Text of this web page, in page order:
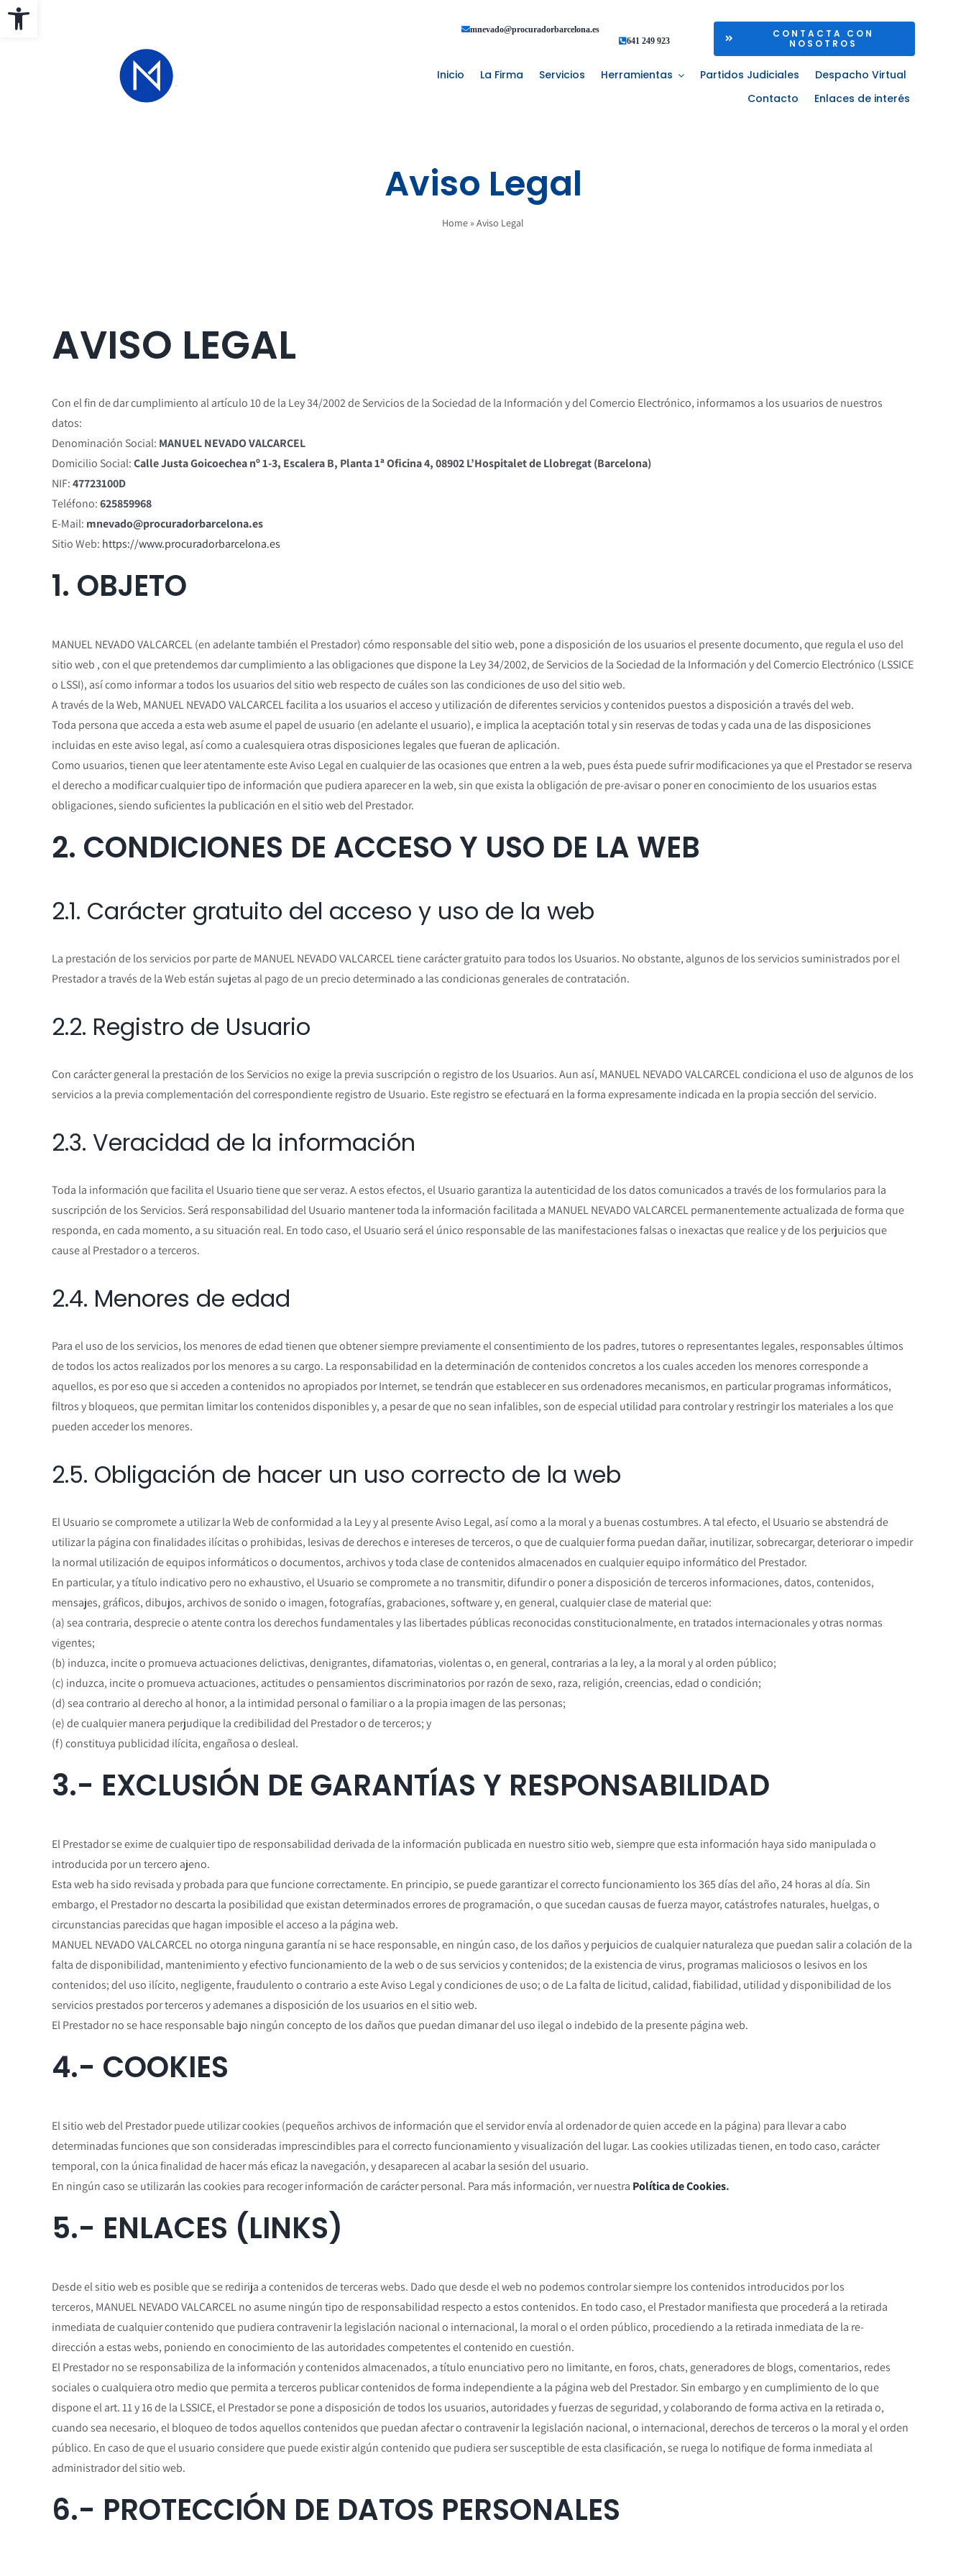
Abrir barra de herramientas
mnevado@procuradorbarcelona.es
641 249 923
CONTACTA CON
NOSOTROS
Inicio La Firma Servicios Herramientas Partidos Judiciales
Despacho Virtual
Contacto
Enlaces de interés
Aviso Legal
Home »Aviso Legal
AVISO LEGAL
Con el fin de dar cumplimiento al artículo 10 de la Ley 34/2002 de Servicios de la Sociedad de la Información y del Comercio Electrónico, informamos a los usuarios de nuestros
datos:
Denominación Social: MANUEL NEVADO VALCARCEL
Domicilio Social:Calle Justa Goicoechea nº 1-3, Escalera B, Planta 1ª Oficina 4, 08902 L’Hospitalet de Llobregat (Barcelona)
NIF:47723100D
Teléfono:625859968
E-Mail: mnevado@procuradorbarcelona.es
Sitio Web: https://www.procuradorbarcelona.es
1. OBJETO
MANUEL NEVADO VALCARCEL (en adelante también el Prestador) cómo responsable del sitio web, pone a disposición de los usuarios el presente documento, que regula el uso del
sitio web , con el que pretendemos dar cumplimiento a las obligaciones que dispone la Ley 34/2002, de Servicios de la Sociedad de la Información y del Comercio Electrónico (LSSICE
o LSSI), así como informar a todos los usuarios del sitio web respecto de cuáles son las condiciones de uso del sitio web.
A través de la Web, MANUEL NEVADO VALCARCEL facilita a los usuarios el acceso y utilización de diferentes servicios y contenidos puestos a disposición a través del web.
Toda persona que acceda a esta web asume el papel de usuario (en adelante el usuario), e implica la aceptación total y sin reservas de todas y cada una de las disposiciones
incluidas en este aviso legal, así como a cualesquiera otras disposiciones legales que fueran de aplicación.
Como usuarios, tienen que leer atentamente este Aviso Legal en cualquier de las ocasiones que entren a la web, pues ésta puede sufrir modificaciones ya que el Prestador se reserva
el derecho a modificar cualquier tipo de información que pudiera aparecer en la web, sin que exista la obligación de pre-avisar o poner en conocimiento de los usuarios estas
obligaciones, siendo suficientes la publicación en el sitio web del Prestador.
2. CONDICIONES DE ACCESO Y USO DE LA WEB
2.1. Carácter gratuito del acceso y uso de la web
La prestación de los servicios por parte de MANUEL NEVADO VALCARCEL tiene carácter gratuito para todos los Usuarios. No obstante, algunos de los servicios suministrados por el
Prestador a través de la Web están sujetas al pago de un precio determinado a las condicionas generales de contratación.
2.2. Registro de Usuario
Con carácter general la prestación de los Servicios no exige la previa suscripción o registro de los Usuarios. Aun así, MANUEL NEVADO VALCARCEL condiciona el uso de algunos de los
servicios a la previa complementación del correspondiente registro de Usuario. Este registro se efectuará en la forma expresamente indicada en la propia sección del servicio.
2.3. Veracidad de la información
Toda la información que facilita el Usuario tiene que ser veraz. A estos efectos, el Usuario garantiza la autenticidad de los datos comunicados a través de los formularios para la
suscripción de los Servicios. Será responsabilidad del Usuario mantener toda la información facilitada a MANUEL NEVADO VALCARCEL permanentemente actualizada de forma que
responda, en cada momento, a su situación real. En todo caso, el Usuario será el único responsable de las manifestaciones falsas o inexactas que realice y de los perjuicios que
cause al Prestador o a terceros.
2.4. Menores de edad
Para el uso de los servicios, los menores de edad tienen que obtener siempre previamente el consentimiento de los padres, tutores o representantes legales, responsables últimos
de todos los actos realizados por los menores a su cargo. La responsabilidad en la determinación de contenidos concretos a los cuales acceden los menores corresponde a
aquellos, es por eso que si acceden a contenidos no apropiados por Internet, se tendrán que establecer en sus ordenadores mecanismos, en particular programas informáticos,
filtros y bloqueos, que permitan limitar los contenidos disponibles y, a pesar de que no sean infalibles, son de especial utilidad para controlar y restringir los materiales a los que
pueden acceder los menores.
2.5. Obligación de hacer un uso correcto de la web
El Usuario se compromete a utilizar la Web de conformidad a la Ley y al presente Aviso Legal, así como a la moral y a buenas costumbres. A tal efecto, el Usuario se abstendrá de
utilizar la página con finalidades ilícitas o prohibidas, lesivas de derechos e intereses de terceros, o que de cualquier forma puedan dañar, inutilizar, sobrecargar, deteriorar o impedir
la normal utilización de equipos informáticos o documentos, archivos y toda clase de contenidos almacenados en cualquier equipo informático del Prestador.
En particular, y a título indicativo pero no exhaustivo, el Usuario se compromete a no transmitir, difundir o poner a disposición de terceros informaciones, datos, contenidos,
mensajes, gráficos, dibujos, archivos de sonido o imagen, fotografías, grabaciones, software y, en general, cualquier clase de material que:
(a) sea contraria, desprecie o atente contra los derechos fundamentales y las libertades públicas reconocidas constitucionalmente, en tratados internacionales y otras normas
vigentes;
(b) induzca, incite o promueva actuaciones delictivas, denigrantes, difamatorias, violentas o, en general, contrarias a la ley, a la moral y al orden público;
(c) induzca, incite o promueva actuaciones, actitudes o pensamientos discriminatorios por razón de sexo, raza, religión, creencias, edad o condición;
(d) sea contrario al derecho al honor, a la intimidad personal o familiar o a la propia imagen de las personas;
(e) de cualquier manera perjudique la credibilidad del Prestador o de terceros; y
(f) constituya publicidad ilícita, engañosa o desleal.
3.- EXCLUSIÓN DE GARANTÍAS Y RESPONSABILIDAD
El Prestador se exime de cualquier tipo de responsabilidad derivada de la información publicada en nuestro sitio web, siempre que esta información haya sido manipulada o
introducida por un tercero ajeno.
Esta web ha sido revisada y probada para que funcione correctamente. En principio, se puede garantizar el correcto funcionamiento los 365 días del año, 24 horas al día. Sin
embargo, el Prestador no descarta la posibilidad que existan determinados errores de programación, o que sucedan causas de fuerza mayor, catástrofes naturales, huelgas, o
circunstancias parecidas que hagan imposible el acceso a la página web.
MANUEL NEVADO VALCARCEL no otorga ninguna garantía ni se hace responsable, en ningún caso, de los daños y perjuicios de cualquier naturaleza que puedan salir a colación de la
falta de disponibilidad, mantenimiento y efectivo funcionamiento de la web o de sus servicios y contenidos; de la existencia de virus, programas maliciosos o lesivos en los
contenidos; del uso ilícito, negligente, fraudulento o contrario a este Aviso Legal y condiciones de uso; o de La falta de licitud, calidad, fiabilidad, utilidad y disponibilidad de los
servicios prestados por terceros y ademanes a disposición de los usuarios en el sitio web.
El Prestador no se hace responsable bajo ningún concepto de los daños que puedan dimanar del uso ilegal o indebido de la presente página web.
4.- COOKIES
El sitio web del Prestador puede utilizar cookies (pequeños archivos de información que el servidor envía al ordenador de quien accede en la página) para llevar a cabo
determinadas funciones que son consideradas imprescindibles para el correcto funcionamiento y visualización del lugar. Las cookies utilizadas tienen, en todo caso, carácter
temporal, con la única finalidad de hacer más eficaz la navegación, y desaparecen al acabar la sesión del usuario.
En ningún caso se utilizarán las cookies para recoger información de carácter personal. Para más información, ver nuestra Política de Cookies.
5.- ENLACES (LINKS)
Desde el sitio web es posible que se redirija a contenidos de terceras webs. Dado que desde el web no podemos controlar siempre los contenidos introducidos por los
terceros, MANUEL NEVADO VALCARCEL no asume ningún tipo de responsabilidad respecto a estos contenidos. En todo caso, el Prestador manifiesta que procederá a la retirada
inmediata de cualquier contenido que pudiera contravenir la legislación nacional o internacional, la moral o el orden público, procediendo a la retirada inmediata de la re-
dirección a estas webs, poniendo en conocimiento de las autoridades competentes el contenido en cuestión.
El Prestador no se responsabiliza de la información y contenidos almacenados, a título enunciativo pero no limitante, en foros, chats, generadores de blogs, comentarios, redes
sociales o cualquiera otro medio que permita a terceros publicar contenidos de forma independiente a la página web del Prestador. Sin embargo y en cumplimiento de lo que
dispone el art. 11 y 16 de la LSSICE, el Prestador se pone a disposición de todos los usuarios, autoridades y fuerzas de seguridad, y colaborando de forma activa en la retirada o,
cuando sea necesario, el bloqueo de todos aquellos contenidos que puedan afectar o contravenir la legislación nacional, o internacional, derechos de terceros o la moral y el orden
público. En caso de que el usuario considere que puede existir algún contenido que pudiera ser susceptible de esta clasificación, se ruega lo notifique de forma inmediata al
administrador del sitio web.
6.- PROTECCIÓN DE DATOS PERSONALES